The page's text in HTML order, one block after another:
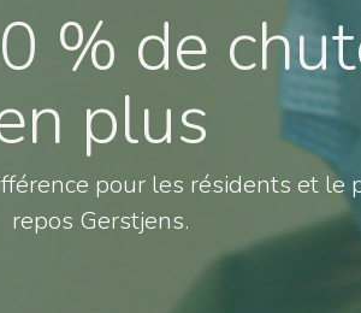
% de
plus
pour les résidents et
repos Gerstjens.